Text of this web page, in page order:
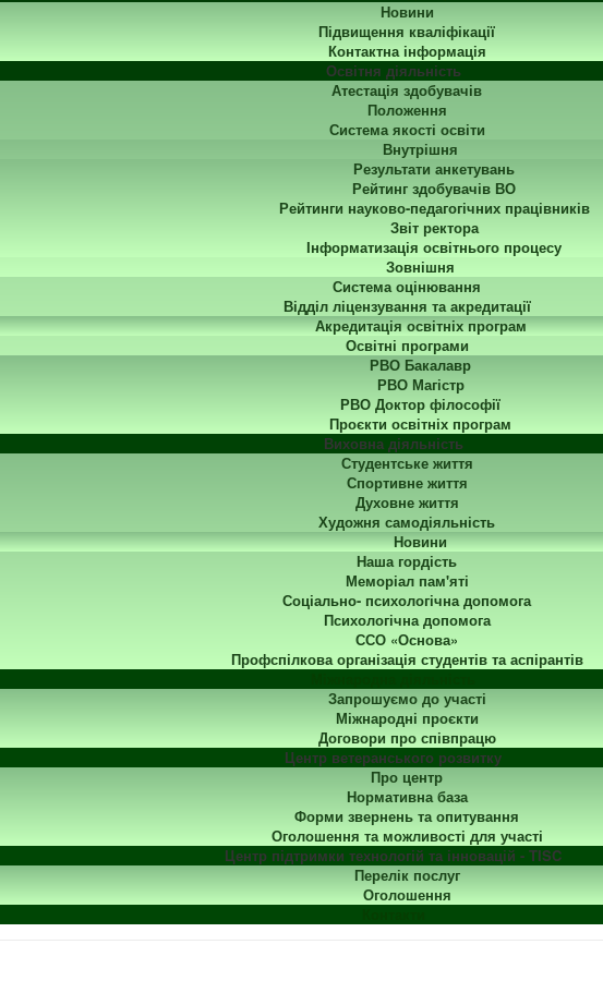
Новини
Підвищення кваліфікації
Контактна інформація
Освітня діяльність
Атестація здобувачів
Положення
Система якості освіти
Внутрішня
Результати анкетувань
Рейтинг здобувачів ВО
Рейтинги науково-педагогічних працівників
Звіт ректора
Інформатизація освітнього процесу
Зовнішня
Система оцінювання
Відділ ліцензування та акредитації
Акредитація освітніх програм
Освітні програми
РВО Бакалавр
РВО Магістр
РВО Доктор філософії
Проєкти освітніх програм
Виховна діяльність
Студентське життя
Спортивне життя
Духовне життя
Художня самодіяльність
Новини
Наша гордість
Меморіал пам'яті
Соціально- психологічна допомога
Психологічна допомога
ССО «Основа»
Профспілкова організація студентів та аспірантів
Запрошуємо до участі
Міжнародні проєкти
Договори про співпрацю
Центр ветеранського розвитку
Про центр
Нормативна база
Форми звернень та опитування
Оголошення та можливості для участі
Центр підтримки технологій та інновацій - TISC
Перелік послуг
Оголошення